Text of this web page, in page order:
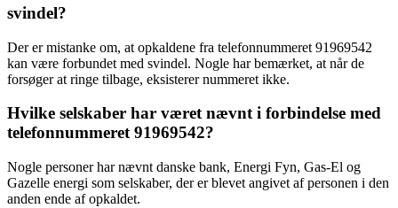
svindel?
Der er mistanke om, at opkaldene fra telefonnummeret 91969542
kan være forbundet med svindel. Nogle har bemærket, at når de
forsøger at ringe tilbage, eksisterer nummeret ikke.
Hvilke selskaber har været nævnt i forbindelse med
telefonnummeret 91969542?
Nogle personer har nævnt danske bank, Energi Fyn, Gas-El og
Gazelle energi som selskaber, der er blevet angivet af personen i den
anden ende af opkaldet.